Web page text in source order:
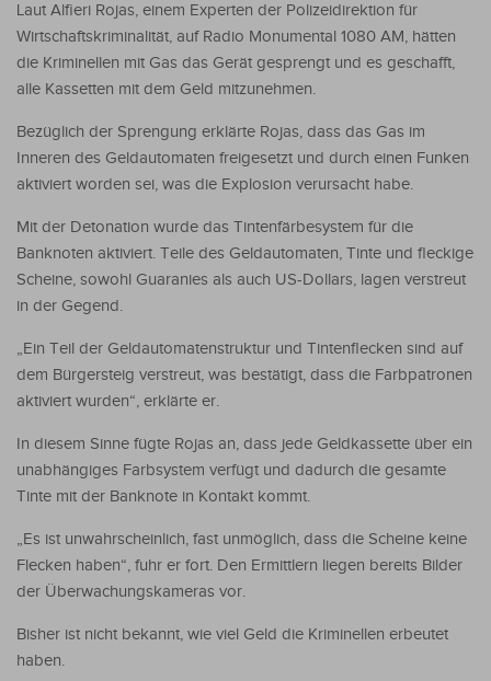
Laut Alfieri Rojas, einem Experten der Polizeidirektion für
Wirtschaftskriminalität, auf Radio Monumental 1080 AM, hätten
die Kriminellen mit Gas das Gerät gesprengt und es geschafft,
alle Kassetten mit dem Geld mitzunehmen.
Bezüglich der Sprengung erklärte Rojas, dass das Gas im
Inneren des Geldautomaten freigesetzt und durch einen Funken
aktiviert worden sei, was die Explosion verursacht habe.
Mit der Detonation wurde das Tintenfärbesystem für die
Banknoten aktiviert. Teile des Geldautomaten, Tinte und fleckige
Scheine, sowohl Guaranies als auch US-Dollars, lagen verstreut
in der Gegend.
„Ein Teil der Geldautomatenstruktur und Tintenflecken sind auf
dem Bürgersteig verstreut, was bestätigt, dass die Farbpatronen
aktiviert wurden“, erklärte er.
In diesem Sinne fügte Rojas an, dass jede Geldkassette über ein
unabhängiges Farbsystem verfügt und dadurch die gesamte
Tinte mit der Banknote in Kontakt kommt.
„Es ist unwahrscheinlich, fast unmöglich, dass die Scheine keine
Flecken haben“, fuhr er fort. Den Ermittlern liegen bereits Bilder
der Überwachungskameras vor.
Bisher ist nicht bekannt, wie viel Geld die Kriminellen erbeutet
haben.